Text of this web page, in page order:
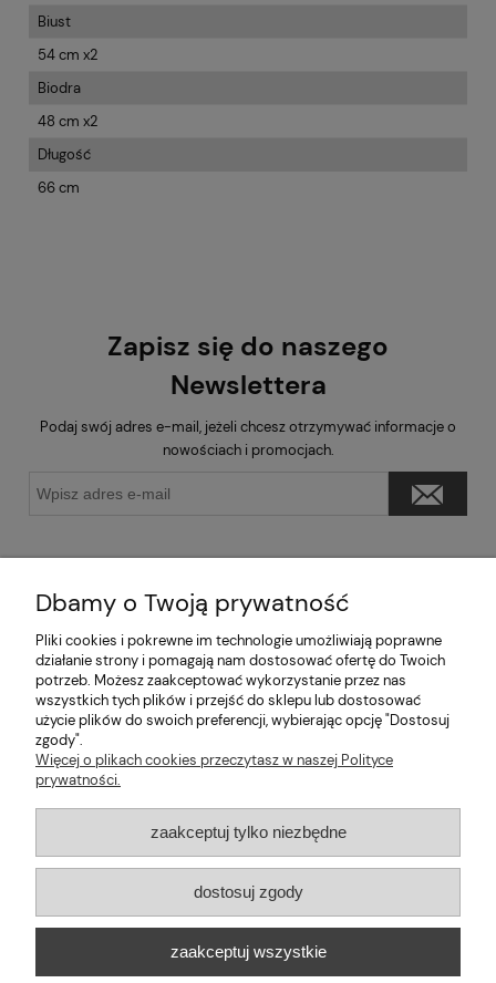
Biust
54 cm x2
Biodra
48 cm x2
Długość
66 cm
Zapisz się do naszego
Newslettera
Podaj swój adres e-mail, jeżeli chcesz otrzymywać informacje o
nowościach i promocjach.
Pomoc
Moje konto
Informacje
2026 © mabaje
Sklep internetowy Shoper Premium
Tel.:534736451| NIP: 6772370993 REGON:
122658200
Dbamy o Twoją prywatność
Pliki cookies i pokrewne im technologie umożliwiają poprawne
działanie strony i pomagają nam dostosować ofertę do Twoich
potrzeb. Możesz zaakceptować wykorzystanie przez nas
wszystkich tych plików i przejść do sklepu lub dostosować
użycie plików do swoich preferencji, wybierając opcję "Dostosuj
zgody".
Więcej o plikach cookies przeczytasz w naszej Polityce
prywatności.
zaakceptuj tylko niezbędne
dostosuj zgody
zaakceptuj wszystkie